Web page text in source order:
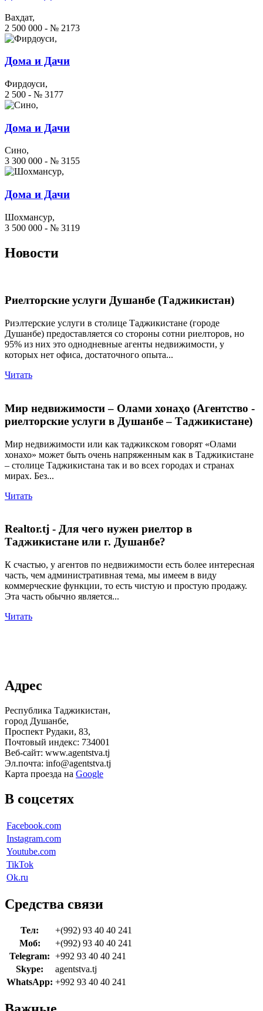
Вахдат,
2 500 000 - № 2173
Дома и Дачи
Фирдоуси,
2 500 - № 3177
Дома и Дачи
Сино,
3 300 000 - № 3155
Дома и Дачи
Шохмансур,
3 500 000 - № 3119
Новости
Риелторские услуги Душанбе (Таджикистан)
Риэлтерские услуги в столице Таджикистане (городе
Душанбе) предоставляется со стороны сотни риелторов, но
95% из них это однодневные агенты недвижимости, у
которых нет офиса, достаточного опыта...
Читать
Мир недвижимости – Олами хонаҳо (Агентство -
риелторские услуги в Душанбе – Таджикистане)
Мир недвижимости или как таджикском говорят «Олами
хонахо» может быть очень напряженным как в Таджикистане
– столице Таджикистана так и во всех городах и странах
мирах. Без...
Читать
Realtor.tj - Для чего нужен риелтор в
Таджикистане или г. Душанбе?
К счастью, у агентов по недвижимости есть более интересная
часть, чем административная тема, мы имеем в виду
коммерческие функции, то есть чистую и простую продажу.
Эта часть обычно является...
Читать
Адрес
Республика Таджикистан,
город Душанбе,
Проспект Рудаки, 83,
Почтовый индекс: 734001
Веб-сайт: www.agentstva.tj
Эл.почта: info@agentstva.tj
Карта проезда на Google
В соцсетях
Facebook.com
Instagram.com
Youtube.com
TikTok
Ok.ru
Средства связи
Тел:
+(992) 93 40 40 241
Моб:
+(992) 93 40 40 241
Telegram: +992 93 40 40 241
Skype:
agentstva.tj
WhatsApp: +992 93 40 40 241